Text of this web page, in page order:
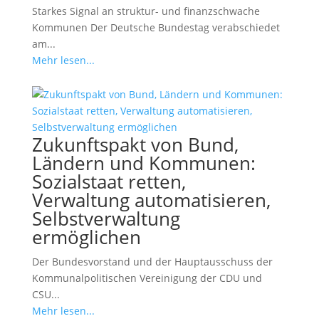
Starkes Signal an struktur- und finanzschwache
Kommunen Der Deutsche Bundestag verabschiedet
am...
Mehr lesen...
Zukunftspakt von Bund,
Ländern und Kommunen:
Sozialstaat retten,
Verwaltung automatisieren,
Selbstverwaltung
ermöglichen
Der Bundesvorstand und der Hauptausschuss der
Kommunalpolitischen Vereinigung der CDU und
CSU...
Mehr lesen...